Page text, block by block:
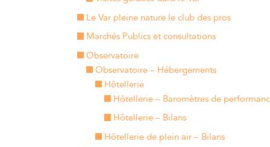
Le Var pleine nature le club des pros
Marchés Publics et consultations
Observatoire
Observatoire – Hébergements
Hôtellerie
Hôtellerie – Baromètres de
Hôtellerie – Bilans
Hôtellerie de plein air – Bilans